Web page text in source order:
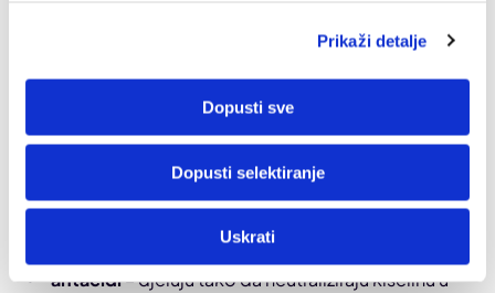
Prikaži detalje
Dopusti sve
Dopusti selektiranje
Uskrati
Liječenje ima za cilj smanjenje količine kiseline u želucu
kako bi se ublažili simptomi, dopuštajući zacjeljivanje
želučane sluznice i rješavanje temeljnog uzroka koji je u
konkretnom slučaju doveo do razvoja gastritisa.
U dogovoru s liječnikom, za ublažavanje simptoma se
koriste bezreceptni (OTC) lijekovi:
antacidi– djeluju tako da neutraliziraju kiselinu u